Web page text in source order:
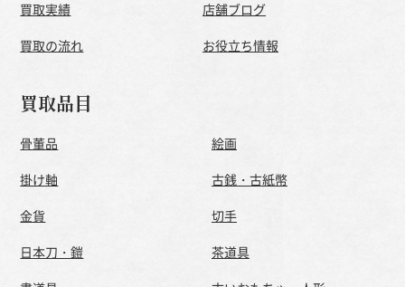
買取実績
買取の流れ
店舗ブログ
お役立ち情報
買取品目
骨董品
絵画
掛け軸
古銭・古紙幣
金貨
切手
日本刀・鎧
茶道具